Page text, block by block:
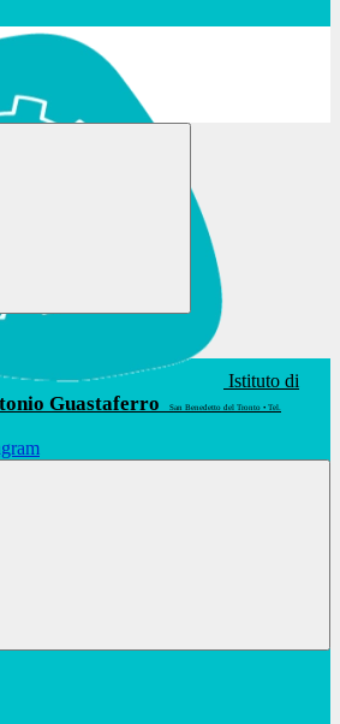
Istituto di
Guastaferro San Benedetto del Tronto • Tel.